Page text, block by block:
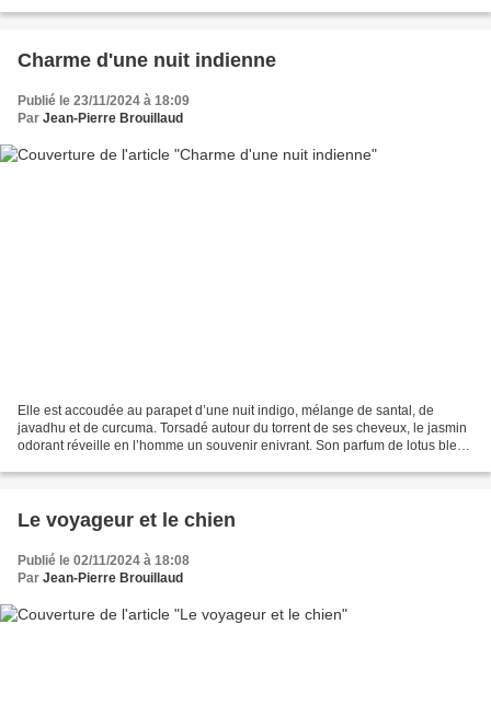
Charme d'une nuit indienne
Publié le 23/11/2024 à 18:09
Par Jean-Pierre Brouillaud
Elle est accoudée au parapet d’une nuit indigo, mélange de santal, de
javadhu et de curcuma. Torsadé autour du torrent de ses cheveux, le jasmin
odorant réveille en l’homme un souvenir enivrant. Son parfum de lotus bleu
Le voyageur et le chien
Publié le 02/11/2024 à 18:08
Par Jean-Pierre Brouillaud